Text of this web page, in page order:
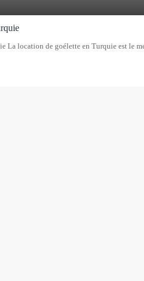
La location de goélette en Turquie est le